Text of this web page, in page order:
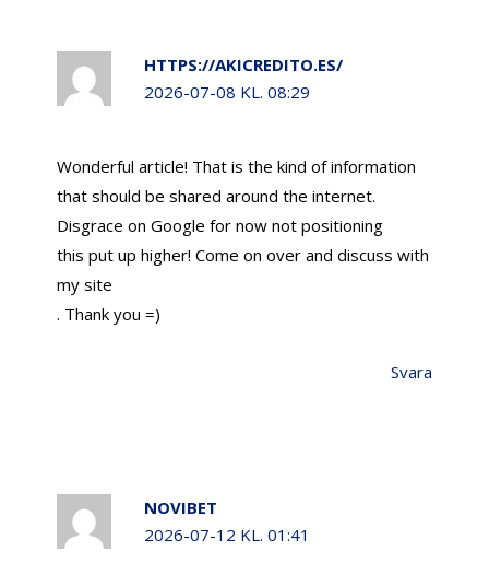
HTTPS://AKICREDITO.ES/
2026-07-08 KL. 08:29
Wonderful article! That is the kind of information
that should be shared around the internet.
Disgrace on Google for now not positioning
this put up higher! Come on over and discuss with
my site
. Thank you =)
Svara
NOVIBET
2026-07-12 KL. 01:41